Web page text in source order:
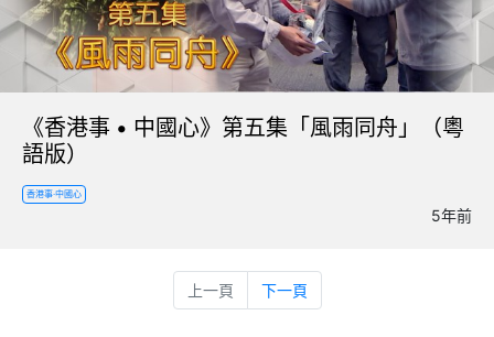
《香港事 • 中國心》第五集「風雨同舟」（粵
語版）
香港事·中國心
5年前
上一頁 下一頁